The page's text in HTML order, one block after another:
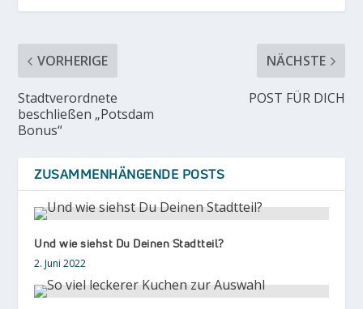
VORHERIGE
Stadtverordnete
beschließen „Potsdam
Bonus“
NÄCHSTE
POST FÜR DICH
ZUSAMMENHÄNGENDE POSTS
Und wie siehst Du Deinen Stadtteil?
2. Juni 2022